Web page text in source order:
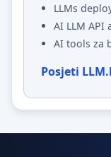
LLMs
AI LLM API
AI tools za
Posjeti